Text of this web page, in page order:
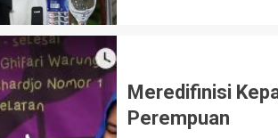
Meredifinisi
Perempuan